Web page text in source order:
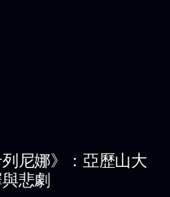
尼娜》：亞歷山大
悲劇